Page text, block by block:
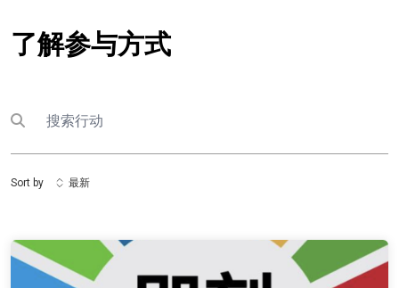
了解参与方式
Submit search
搜索
Sort by 最新